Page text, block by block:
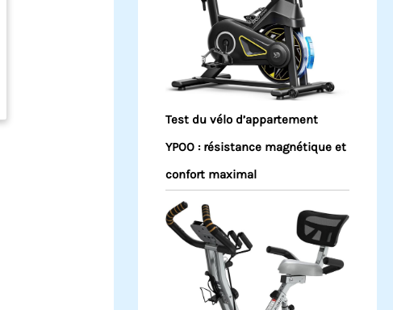
Test du vélo d’appartement
YPOO : résistance magnétique et
confort maximal